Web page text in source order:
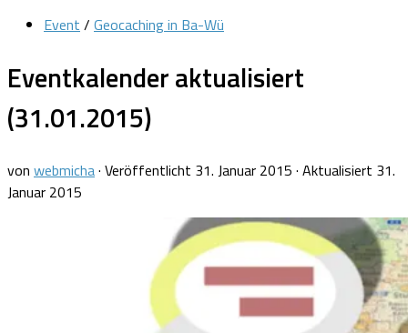
Event / Geocaching in Ba-Wü
Eventkalender aktualisiert
(31.01.2015)
von webmicha· Veröffentlicht 31. Januar 2015 · Aktualisiert 31.
Januar 2015